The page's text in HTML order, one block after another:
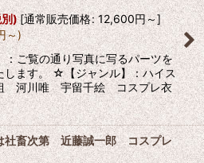
)[通常販売価格: 12,600円～]
～)
ご覧の通り写真に写るパーツを
します。 ☆【ジャンル】：ハイス
河川唯 宇留千絵 コスプレ衣
社畜次第 近藤誠一郎 コスプレ